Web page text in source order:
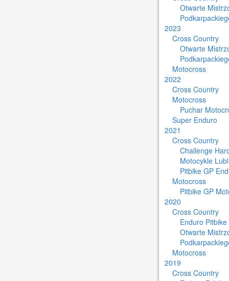
Otwarte
2023
Cross Country
Otwarte
Motocross
2022
Cross Country
Motocross
Puchar
Super Enduro
2021
Cross Country
Challenge
Motocykle
Pitbike GP
Motocross
Pitbike GP
2020
Cross Country
Enduro Pitbike
Otwarte
Motocross
2019
Cross Country